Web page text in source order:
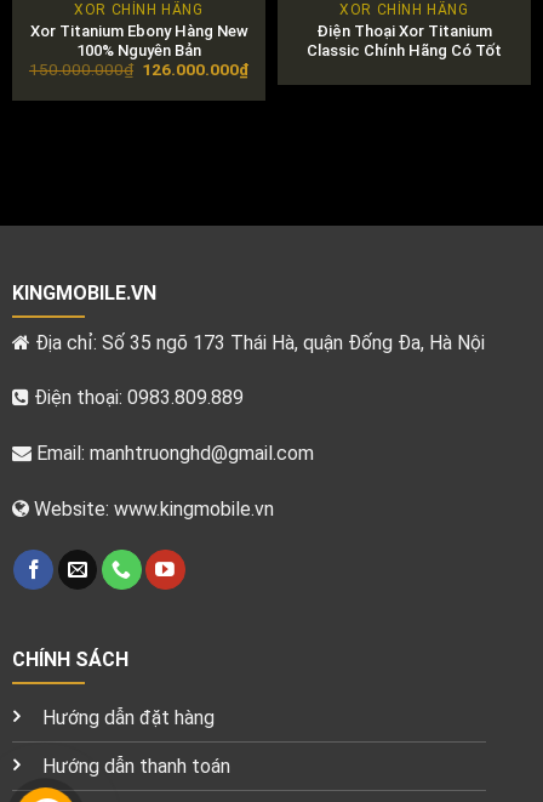
XOR CHÍNH HÃNG
Xor Titanium Ebony Hàng New
100% Nguyên Bản
150.000.000₫ Original
was:
126.000.000₫Current
price
is:
XOR CHÍNH HÃNG
Điện Thoại Xor Titanium
Classic Chính Hãng Có Tốt
KINGMOBILE.VN
Địa chỉ: Số 35 ngõ 173 Thái Hà, quận Đống Đa, Hà Nội
Điện thoại: 0983.809.889
Email: manhtruonghd@gmail.com
Website: www.kingmobile.vn
CHÍNH SÁCH
Hướng dẫn đặt hàng
Hướng dẫn thanh toán